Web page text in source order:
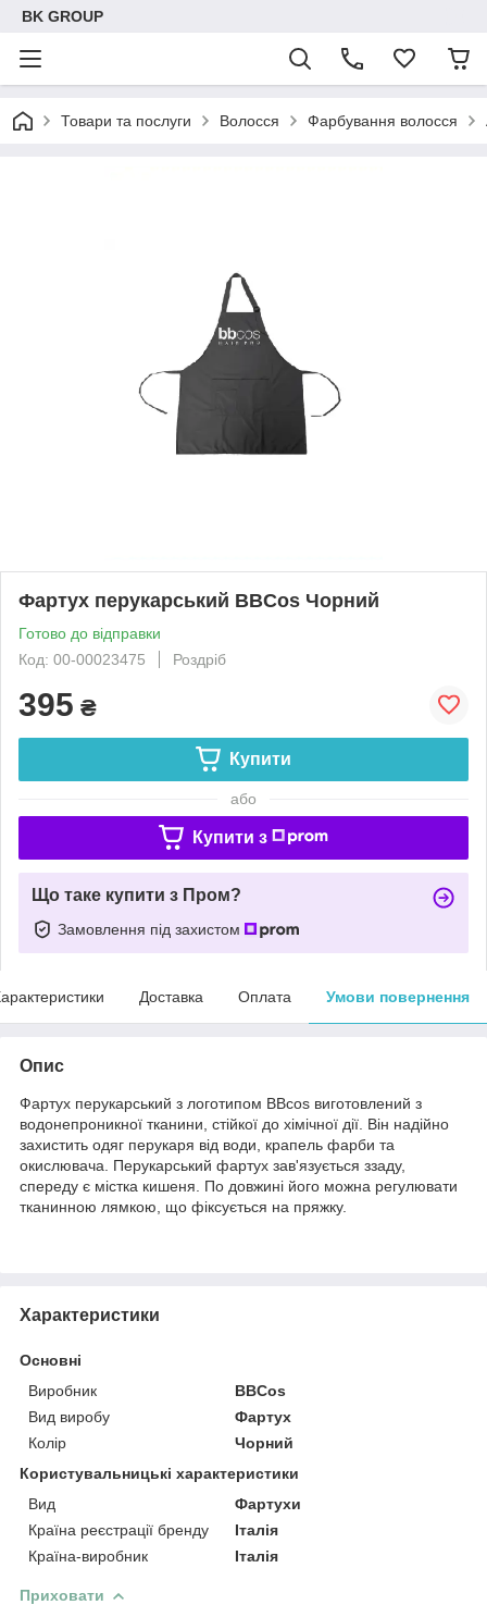
BK GROUP
Товари та послуги Волосся Фарбування волосся
Фартух перукарський BBCos Чорний
Готово до відправки
Код: 00-00023475
Роздріб
395 ₴
Купити
або
Купити з
Що таке купити з Пром?
Замовлення під захистом
Доставка Оплата Умови повернення
Опис
Фартух перукарський з логотипом BBcos виготовлений з
водонепроникної тканини, стійкої до хімічної дії. Він надійно
захистить одяг перукаря від води, крапель фарби та
окислювача. Перукарський фартух зав'язується ззаду,
спереду є містка кишеня. По довжині його можна регулювати
тканинною лямкою, що фіксується на пряжку.
Характеристики
Основні
Виробник
BBCos
Вид виробу
Фартух
Колір
Чорний
Користувальницькі характеристики
Вид
Фартухи
Країна реєстрації бренду
Італія
Країна-виробник
Італія
Приховати